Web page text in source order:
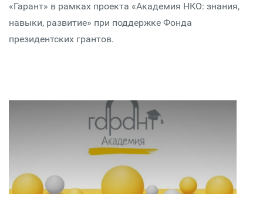
«Гарант» в рамках проекта «Академия НКО: знания,
навыки, развитие» при поддержке Фонда
президентских грантов.